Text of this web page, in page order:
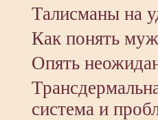
Талисманы на
Как понять
Опять
система и